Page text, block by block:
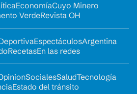
EconomíaCuyo Minero
VerdeRevista OH
EspectáculosArgentina
RecetasEn las redes
SocialesSaludTecnología
Estado del tránsito